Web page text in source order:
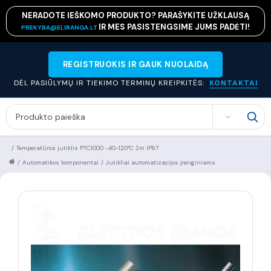
NERADOTE IEŠKOMO PRODUKTO? PARAŠYKITE UŽKLAUSĄ
PREKYBA@ELIRANGA.LT IR MES PASISTENGSIME JUMS PADĖTI!
REGISTRUOKIS IR GAUK NUOLAIDĄ
DĖL PASIŪLYMŲ IR TIEKIMO TERMINŲ KREIPKITĖS: KONTAKTAI
SEARCH
Temperatūros jutiklis PTC1000 -40-120°C 2m IP67
/
Jutikliai automatizacijos įrenginiams
/
Automatikos komponentai
/